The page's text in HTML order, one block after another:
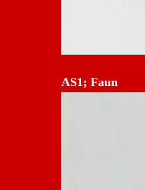
AS1; Faun